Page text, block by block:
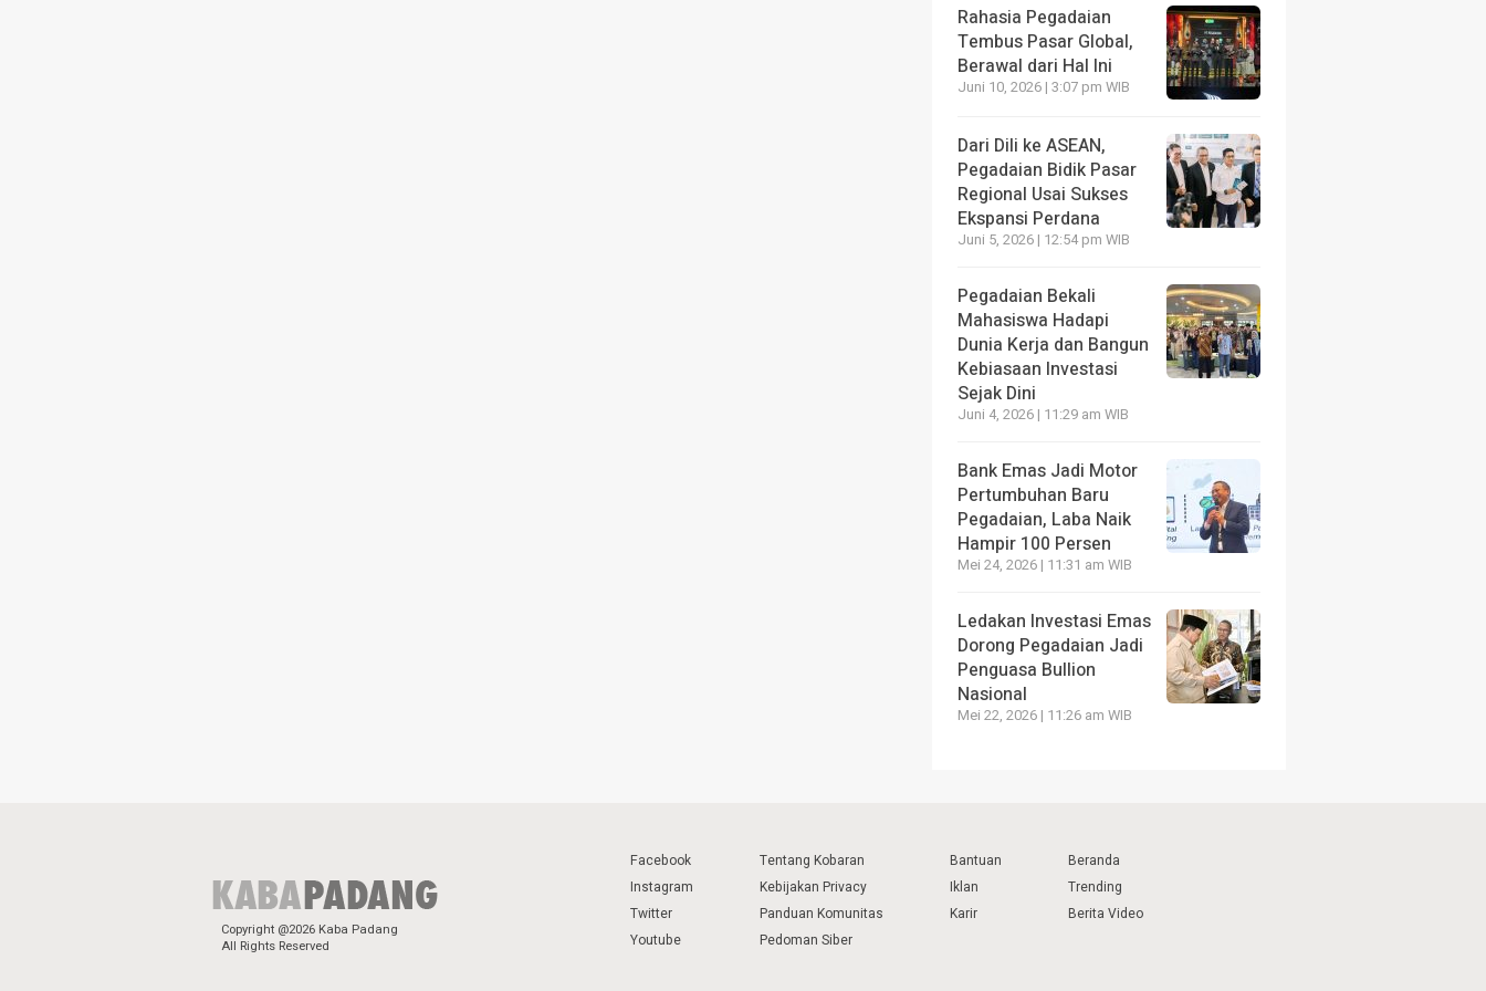
Rahasia Pegadaian
Tembus Pasar Global,
Berawal dari Hal Ini
Juni 10, 2026 | 3:07 pm WIB
Dari Dili ke ASEAN,
Pegadaian Bidik Pasar
Regional Usai Sukses
Ekspansi Perdana
Juni 5, 2026 | 12:54 pm WIB
Pegadaian Bekali
Mahasiswa Hadapi
Dunia Kerja dan Bangun
Kebiasaan Investasi
Sejak Dini
Juni 4, 2026 | 11:29 am WIB
Bank Emas Jadi Motor
Pertumbuhan Baru
Pegadaian, Laba Naik
Hampir 100 Persen
Mei 24, 2026 | 11:31 am WIB
Ledakan Investasi Emas
Dorong Pegadaian Jadi
Penguasa Bullion
Nasional
Mei 22, 2026 | 11:26 am WIB
Copyright @2026 Kaba Padang
All Rights Reserved
Facebook
Instagram
Twitter
Youtube
Tentang Kobaran
Kebijakan Privacy
Panduan Komunitas
Pedoman Siber
Bantuan
Iklan
Karir
Beranda
Trending
Berita Video